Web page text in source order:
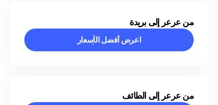
من عرعر إلى بريدة
اعرض أفضل الأسعار
اعرض أفضل الأسعار
من عرعر إلى الطائف